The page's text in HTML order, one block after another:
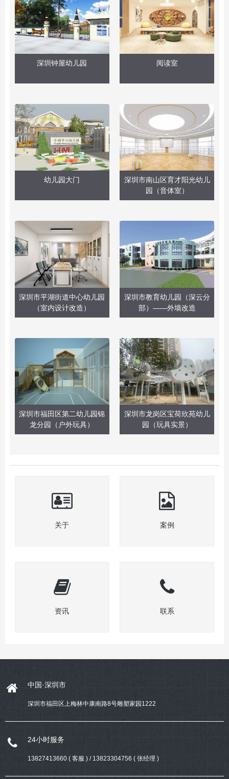
深圳钟屋幼儿园 阅读室
幼儿园大门
深圳市南山区育才阳光幼儿
园（音体室）
深圳市平湖街道中心幼儿园
（室内设计改造）
深圳市教育幼儿园（深云分
部）——外墙改造
深圳市福田区第二幼儿园锦
龙分园（户外玩具）
深圳市龙岗区宝荷欣苑幼儿
园（玩具实景）
关于 案例
资讯 联系
中国·深圳市
深圳市福田区上梅林中康南路8号雕塑家园1222
24小时服务
13827413660 ( 客服 ) / 13823304756 ( 张经理 )